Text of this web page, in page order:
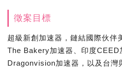
徵案目標
超級新創加速器，鏈結國際伙伴
The Bakery加速器、印度CEED
Dragonvision加速器，以及台灣